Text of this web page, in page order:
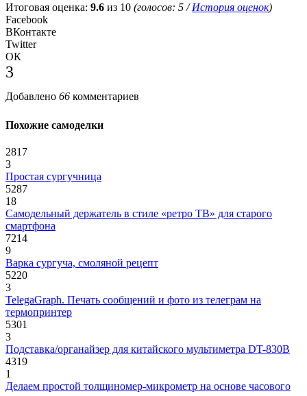
Итоговая оценка: 9.6 из 10 (голосов: 5 /История оценок)
Facebook
ВКонтакте
Twitter
ОК
3
Добавлено 66 комментариев
Похожие самоделки
2817
3
Простая сургучница
5287
18
Самодельный держатель в стиле «ретро ТВ» для старого
смартфона
7214
9
Варка сургуча, смоляной рецепт
5220
3
TelegaGraph. Печать сообщений и фото из телеграм на
термопринтер
5301
3
Подставка/органайзер для китайского мультиметра DT-830B
4319
1
Делаем простой толщиномер-микрометр на основе часового